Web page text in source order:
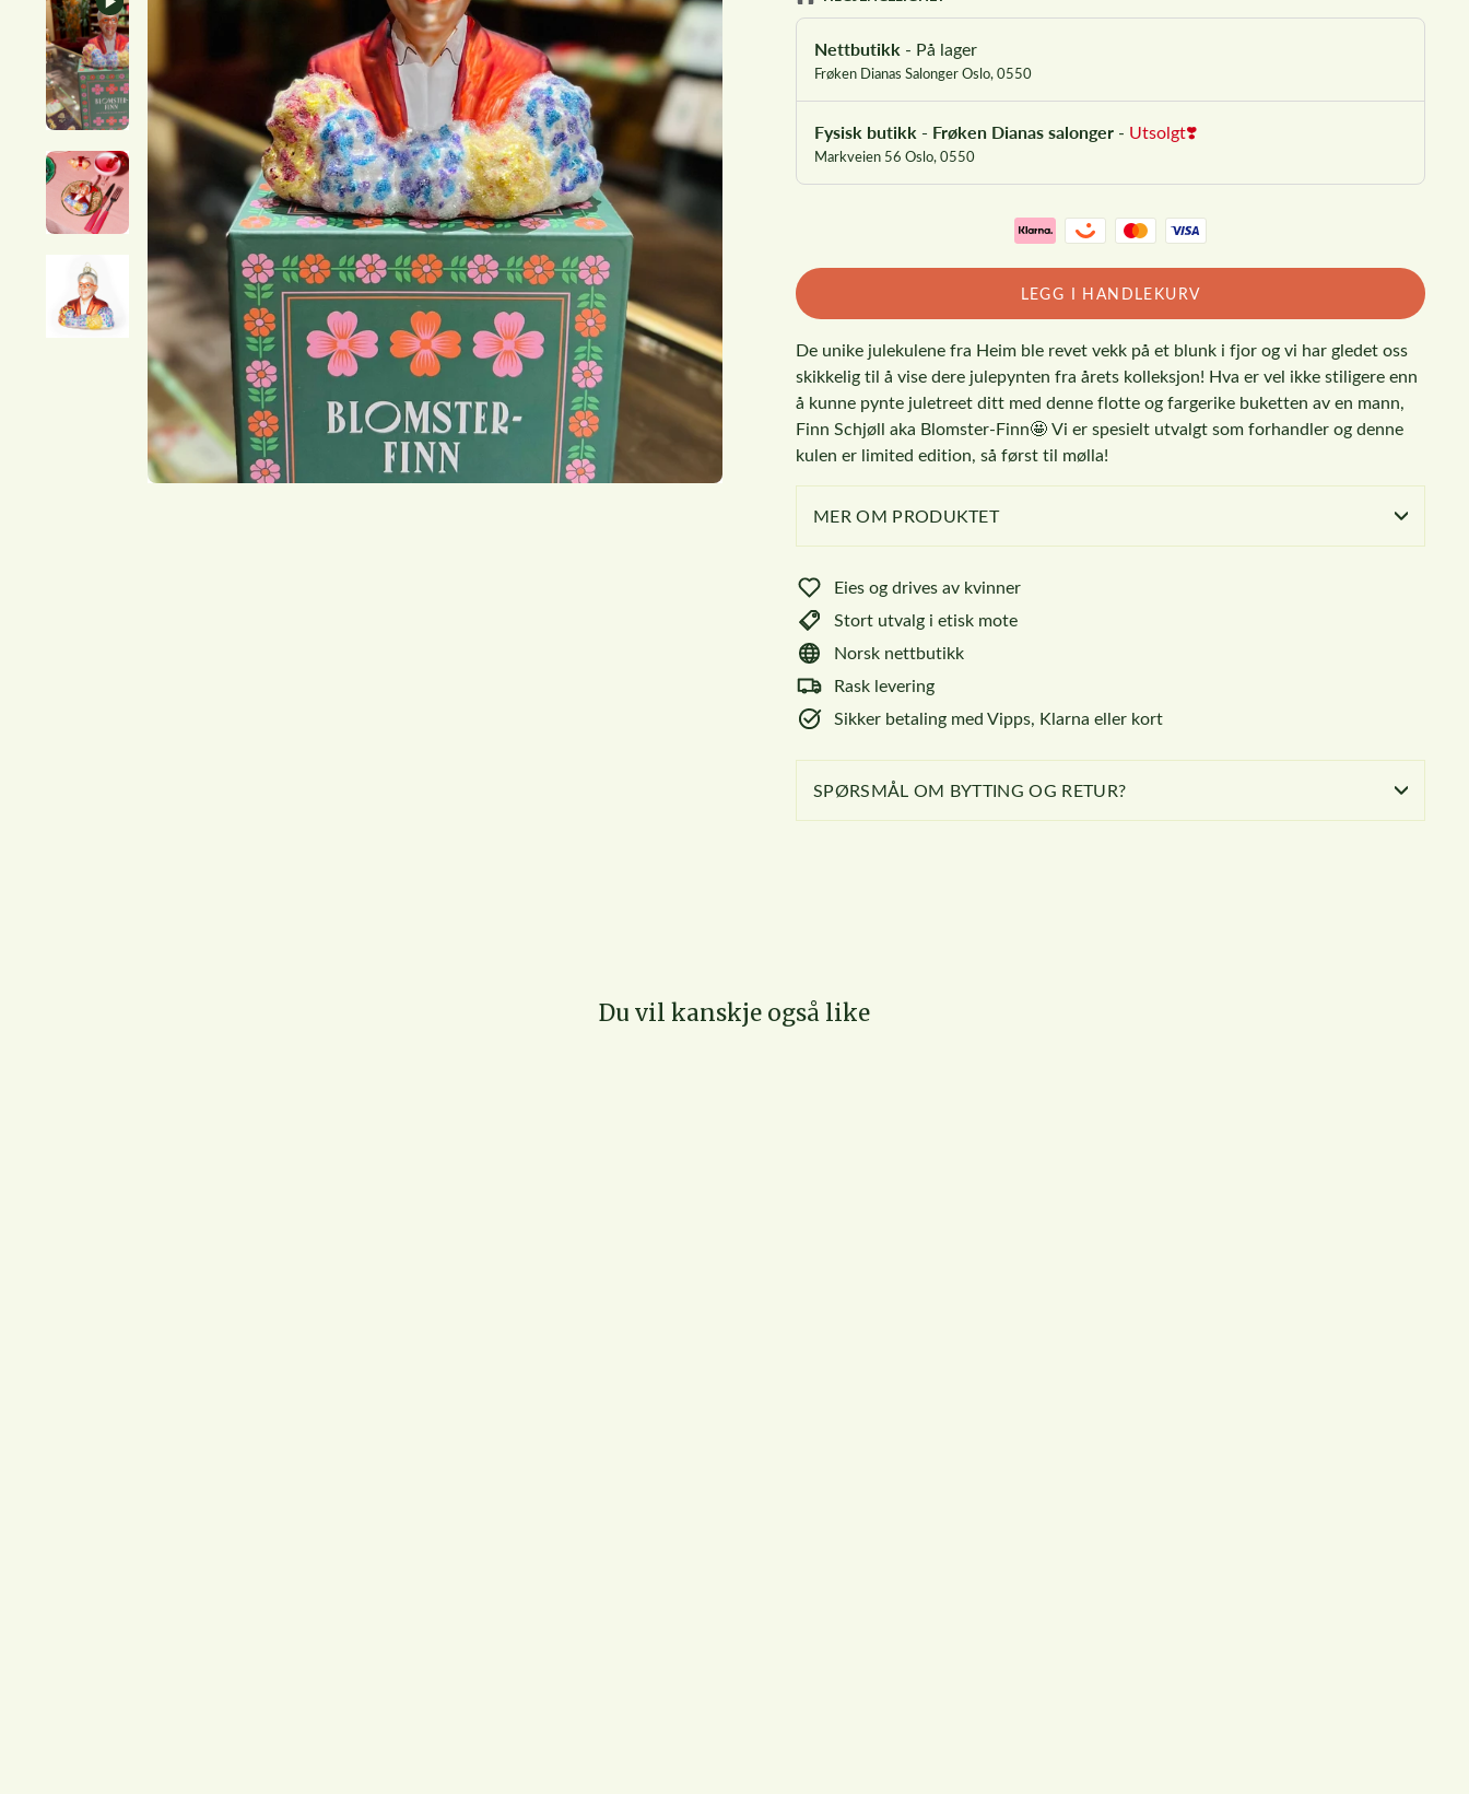
Nettbutikk - På lager
Frøken Dianas Salonger Oslo, 0550
Fysisk butikk - Frøken Dianas salonger - Utsolgt❣️
Markveien 56 Oslo, 0550
LEGG I HANDLEKURV
De unike julekulene fra Heim ble revet vekk på et blunk i fjor og vi har gledet oss
skikkelig til å vise dere julepynten fra årets kolleksjon! Hva er vel ikke stiligere enn
å kunne pynte juletreet ditt med denne flotte og fargerike buketten av en mann,
Finn Schjøll aka Blomster-Finn🤩 Vi er spesielt utvalgt som forhandler og denne
kulen er limited edition, så først til mølla!
MER OM PRODUKTET
Eies og drives av kvinner
Stort utvalg i etisk mote
Norsk nettbutikk
Rask levering
Sikker betaling med Vipps, Klarna eller kort
SPØRSMÅL OM BYTTING OG RETUR?
Du vil kanskje også like